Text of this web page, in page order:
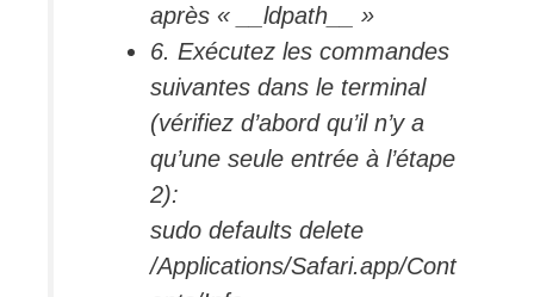
après « __ldpath__ »
6. Exécutez les commandes
suivantes dans le terminal
(vérifiez d’abord qu’il n’y a
qu’une seule entrée à l’étape
2):
sudo defaults delete
/Applications/Safari.app/Cont